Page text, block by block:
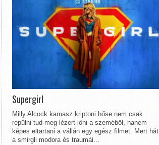
Supergirl
Milly Alcock kamasz kriptoni hőse nem csak
repülni tud meg lézert lőni a szeméből, hanem
képes eltartani a vállán egy egész filmet. Mert hát
a smirgli modora és traumái...